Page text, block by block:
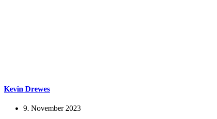
Kevin Drewes
9. November 2023